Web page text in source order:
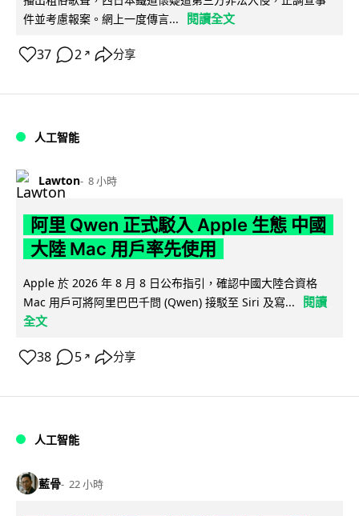
件並考慮報案。網上一度傳言...
閱讀全文
37 2 ↗ 分享
人工智能
Lawton 8 小時
阿里 Qwen 正式駁入 Apple 生態 中國
大陸 Mac 用戶率先使用
Apple 於 2026 年 8 月 8 日公布指引，確認中國大陸合資格
Mac 用戶可將阿里巴巴千問 (Qwen) 接駁至 Siri 及寫...
閱讀
全文
38 5 ↗ 分享
人工智能
藍骨 22 小時